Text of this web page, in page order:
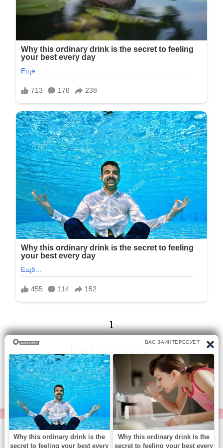
1
1/68 Следующая
Перейти на страницу:
© https://vse-knigi.org